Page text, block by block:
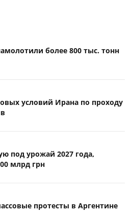
более 800 тыс. тонн
условий Ирана по проходу
под урожай 2027 года,
млрд грн
протесты в Аргентине